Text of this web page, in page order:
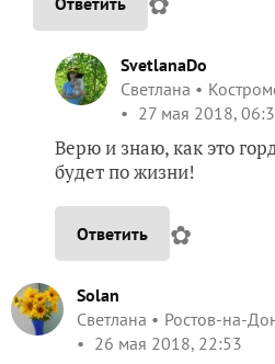
SvetlanaDo
Светлана
27 мая 2018,
Верю и знаю, как это
будет по жизни!
Ответить ✿
Solan
Светлана
Ростов-на-
26 мая 2018, 22:53